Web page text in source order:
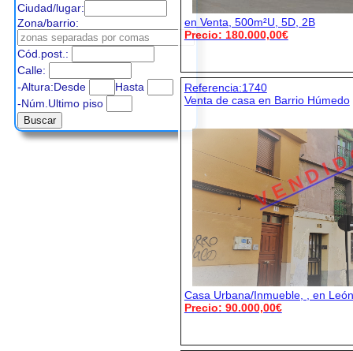
Ciudad/lugar:
Zona/barrio:
Cód.post.:
Calle:
-Altura:Desde
Hasta
-Núm.Ultimo piso
en Venta, 500m²U, 5D, 2B
Precio: 180.000,00€
Referencia:1740
Venta de casa en Barrio Húmedo
V E N D I
Casa Urbana/Inmueble, , en León
Precio: 90.000,00€